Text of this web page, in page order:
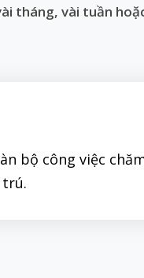
vài tuần
bộ công việc
trú.